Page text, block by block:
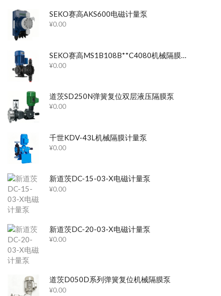
SEKO赛高AKS600电磁计量泵
¥0.00
¥0.00
道茨SD250N弹簧复位双层液压隔膜泵
¥0.00
千世KDV-43L机械隔膜计量泵
¥0.00
新道茨DC-15-03-X电磁计量泵
¥0.00
新道茨DC-20-03-X电磁计量泵
¥0.00
道茨D050D系列弹簧复位机械隔膜泵
¥0.00